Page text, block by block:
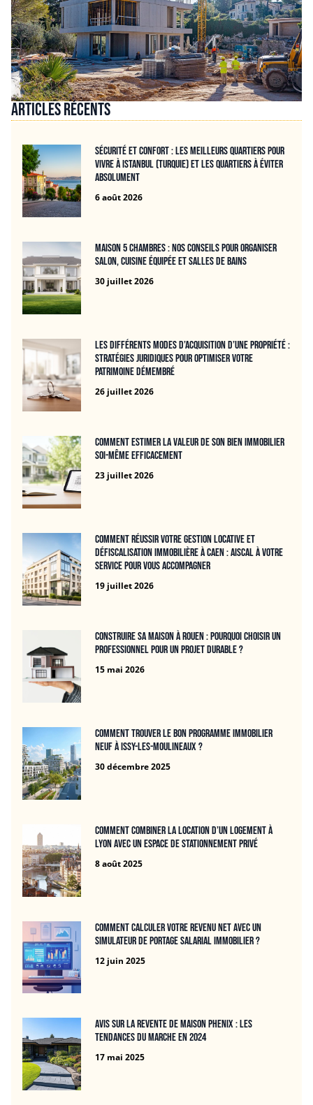
Articles récents
Sécurité et confort : les meilleurs quartiers pour
vivre à Istanbul (Turquie) et les quartiers à éviter
absolument
6 août 2026
Maison 5 chambres : nos conseils pour organiser
salon, cuisine équipée et salles de bains
30 juillet 2026
Les différents modes d’acquisition d’une propriété :
stratégies juridiques pour optimiser votre
patrimoine démembré
26 juillet 2026
Comment estimer la valeur de son bien immobilier
soi-même efficacement
23 juillet 2026
Comment réussir votre gestion locative et
défiscalisation immobilière à Caen : Aiscal à votre
service pour vous accompagner
19 juillet 2026
Construire sa maison à Rouen : pourquoi choisir un
professionnel pour un projet durable ?
15 mai 2026
Comment trouver le bon programme immobilier
neuf à Issy-les-Moulineaux ?
30 décembre 2025
Comment combiner la location d’un logement à
Lyon avec un espace de stationnement privé
8 août 2025
Comment calculer votre revenu net avec un
simulateur de portage salarial immobilier ?
12 juin 2025
Avis sur la revente de maison Phenix : Les
tendances du marche en 2024
17 mai 2025